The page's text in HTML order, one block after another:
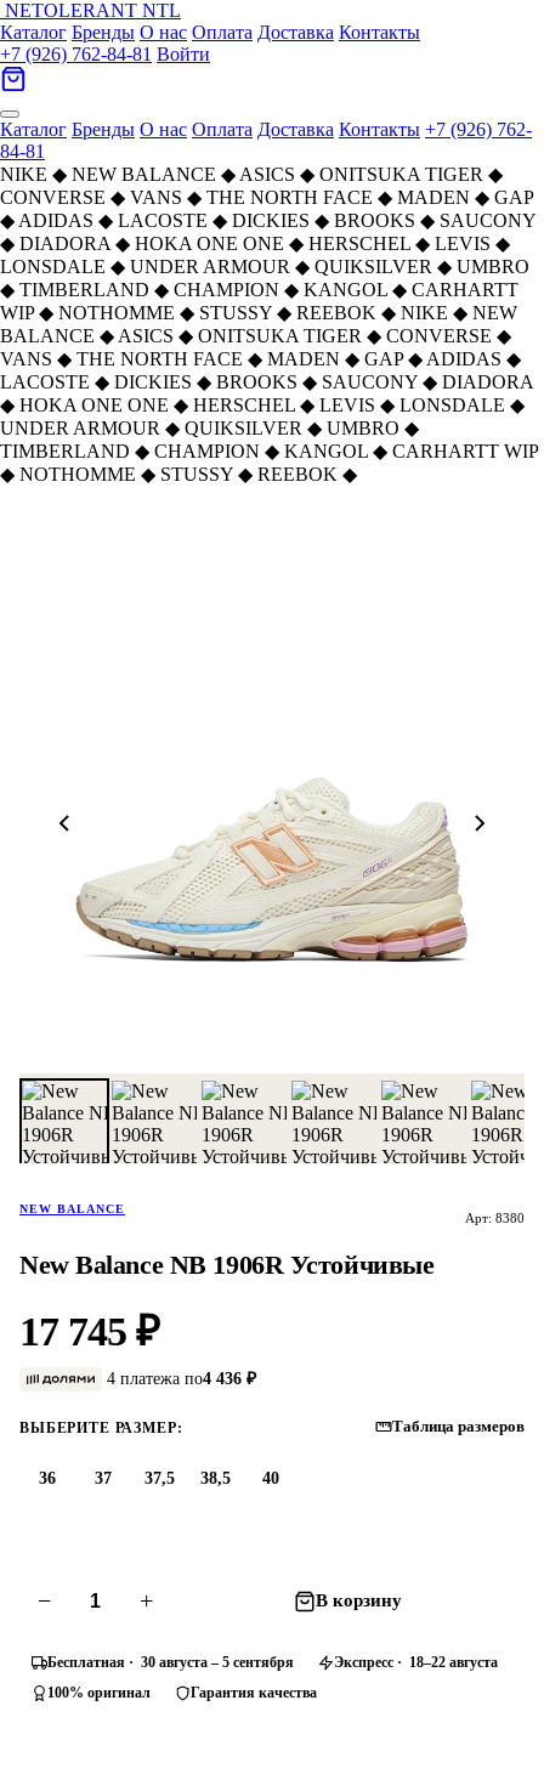
NETOLERANT NTL
Каталог Бренды О нас Оплата Доставка Контакты
+7 (926) 762-84-81 Войти
Каталог Бренды О нас Оплата Доставка Контакты +7 (926) 762-
84-81
NIKE ◆ NEW BALANCE ◆ ASICS ◆ ONITSUKA TIGER ◆
CONVERSE ◆ VANS ◆ THE NORTH FACE ◆ MADEN ◆ GAP
◆ ADIDAS ◆ LACOSTE ◆ DICKIES ◆ BROOKS ◆ SAUCONY
◆ DIADORA ◆ HOKA ONE ONE ◆ HERSCHEL ◆ LEVIS ◆
LONSDALE ◆ UNDER ARMOUR ◆ QUIKSILVER ◆ UMBRO
◆ TIMBERLAND ◆ CHAMPION ◆ KANGOL ◆ CARHARTT
WIP ◆ NOTHOMME ◆ STUSSY ◆ REEBOK ◆ NIKE ◆ NEW
BALANCE ◆ ASICS ◆ ONITSUKA TIGER ◆ CONVERSE ◆
VANS ◆ THE NORTH FACE ◆ MADEN ◆ GAP ◆ ADIDAS ◆
LACOSTE ◆ DICKIES ◆ BROOKS ◆ SAUCONY ◆ DIADORA
◆ HOKA ONE ONE ◆ HERSCHEL ◆ LEVIS ◆ LONSDALE ◆
UNDER ARMOUR ◆ QUIKSILVER ◆ UMBRO ◆
TIMBERLAND ◆ CHAMPION ◆ KANGOL ◆ CARHARTT WIP
◆ NOTHOMME ◆ STUSSY ◆ REEBOK ◆
NEW BALANCE
Арт: 8380
New Balance NB 1906R Устойчивые
17 745 ₽
4 платежа по4 436 ₽
ВЫБЕРИТЕ РАЗМЕР: Таблица размеров
36 37 37,5 38,5 40
− + В корзину
Бесплатная · 30 августа – 5 сентября
Экспресс · 18–22 августа
100% оригинал
Гарантия качества